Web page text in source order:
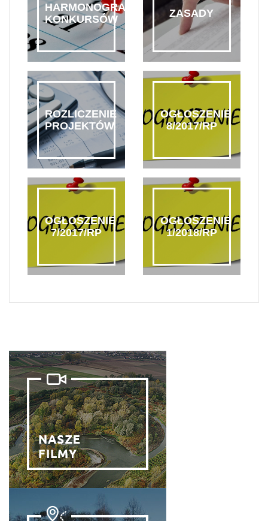
HARMONOGRAM
KONKURSÓW
ZASADY
ROZLICZENIE
PROJEKTÓW
OGŁOSZENIE
8/2017/RP
OGŁOSZENIE
7/2017/RP
OGŁOSZENIE
1/2018/RP